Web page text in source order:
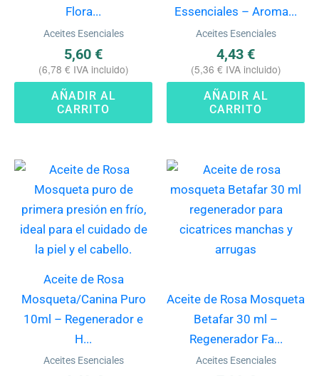
Flora...
Aceites Esenciales
5,60 €
(6,78 € IVA incluido)
AÑADIR AL
CARRITO
Essenciales – Aroma...
Aceites Esenciales
4,43 €
(5,36 € IVA incluido)
AÑADIR AL
CARRITO
Aceite de Rosa
Mosqueta/Canina Puro
10ml – Regenerador e
H...
Aceites Esenciales
Aceite de Rosa Mosqueta
Betafar 30 ml –
Regenerador Fa...
Aceites Esenciales